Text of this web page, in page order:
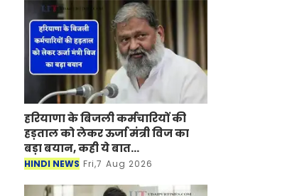
हरियाणा के बिजली कर्मचारियों की
हड़ताल को लेकर ऊर्जा मंत्री विज का
बड़ा बयान, कही ये बात...
HINDI NEWS Fri,7 Aug 2026